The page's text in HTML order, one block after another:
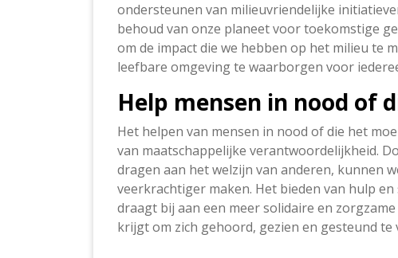
ondersteunen van milieuvriendelijke
behoud van onze planeet voor toekomstige
om de impact die we hebben op het milieu te
leefbare omgeving te waarborgen voor
Help mensen in nood of
Het helpen van mensen in nood of die het
van maatschappelijke verantwoordelijkheid.
dragen aan het welzijn van anderen, kunnen
veerkrachtiger maken. Het bieden van hulp
draagt bij aan een meer solidaire en
krijgt om zich gehoord, gezien en gesteund te